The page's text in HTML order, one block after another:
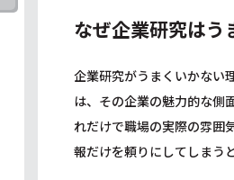
なぜ企業研究はう
企業研究がうまくいかない
は、その企業の魅力的な側
れだけで職場の実際の雰囲
報だけを頼りにしてしまう